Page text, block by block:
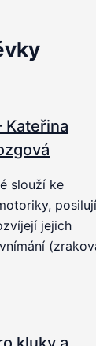
Kateřina
slouží ke
posilují
jejich